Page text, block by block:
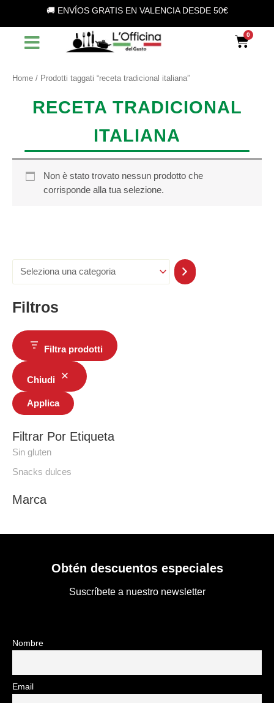
contenuto
🚚 ENVÍOS GRATIS EN VALENCIA DESDE 50€
l
o
a
Filtros
Filtra prodotti
Chiudi
Applica
Filtrar Por Etiqueta
Sin gluten
Snacks dulces
Marca
Home / Prodotti taggati “receta tradicional italiana”
RECETA TRADICIONAL
ITALIANA
Non è stato trovato nessun prodotto che
corrisponde alla tua selezione.
Obtén descuentos especiales
Suscríbete a nuestro newsletter
Nombre
Email